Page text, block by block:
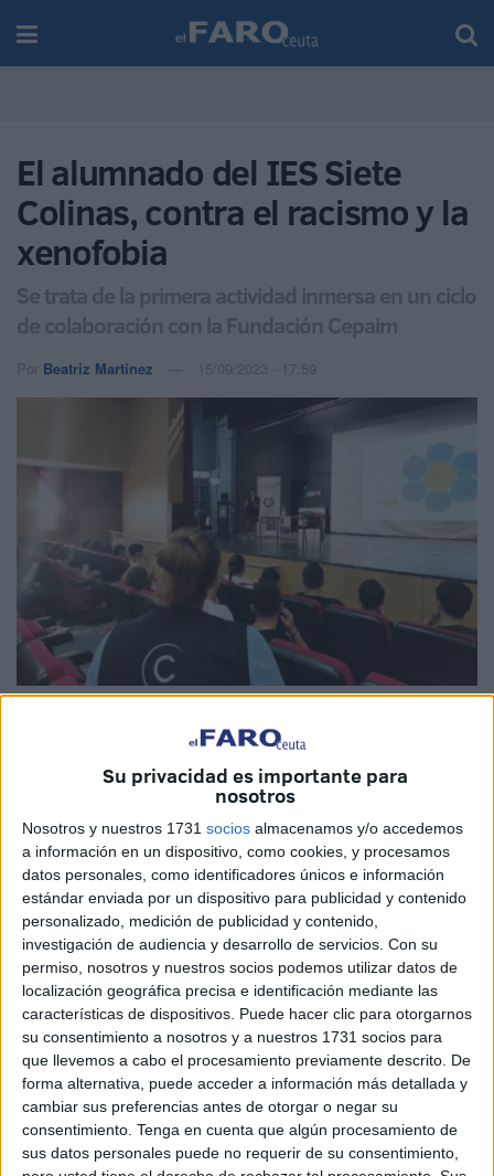
Su privacidad es importante para
nosotros
Nosotros y nuestros 1731 socios almacenamos y/o accedemos
a información en un dispositivo, como cookies, y procesamos
datos personales, como identificadores únicos e información
estándar enviada por un dispositivo para publicidad y contenido
personalizado, medición de publicidad y contenido,
investigación de audiencia y desarrollo de servicios. Con su
permiso, nosotros y nuestros socios podemos utilizar datos de
localización geográfica precisa e identificación mediante las
características de dispositivos. Puede hacer clic para otorgarnos
su consentimiento a nosotros y a nuestros 1731 socios para
que llevemos a cabo el procesamiento previamente descrito. De
forma alternativa, puede acceder a información más detallada y
cambiar sus preferencias antes de otorgar o negar su
consentimiento. Tenga en cuenta que algún procesamiento de
sus datos personales puede no requerir de su consentimiento,
El alumnado del IES Siete
Colinas, contra el racismo y la
xenofobia
Se trata de la primera actividad inmersa en un ciclo
de colaboración con la Fundación Cepaim
Por Beatriz Martínez 15/09/2023 - 17:59
‘Yo desactivo el racismo y la xenofobia’. Bajo este lema los
alumnos de Formación Profesional de la Familia Imagen y
Sonido (Grado Medio de Vídeo Disc-jockey y Sonido y
Grado Superior en Producción de Audiovisuales y
Espectáculos), delIES Siete Colinas, en Ceuta, han
participado este viernes en una actividad especial.
Una charla coloquio ha marcado el inicio de esta jornada,
para luego darle paso auna formaciónaplicada al
audiovisual y el cine, dentro de la misma temática
Se trata de la primera actividad inmersa en un ciclo de
colaboración con la Fundación Cepaim, de la mano de